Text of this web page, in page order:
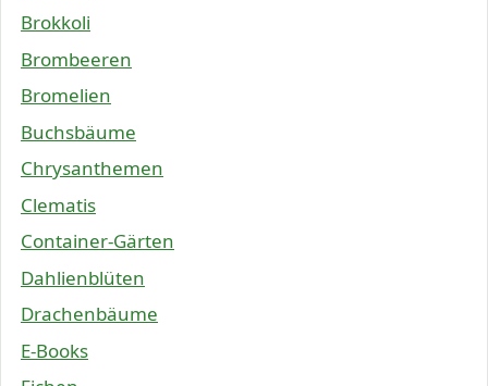
Brokkoli
Brombeeren
Bromelien
Buchsbäume
Chrysanthemen
Clematis
Container-Gärten
Dahlienblüten
Drachenbäume
E-Books